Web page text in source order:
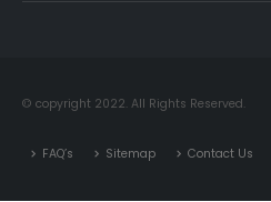
© copyright 2022. All Rights Reserved.
FAQ’s Sitemap Contact Us